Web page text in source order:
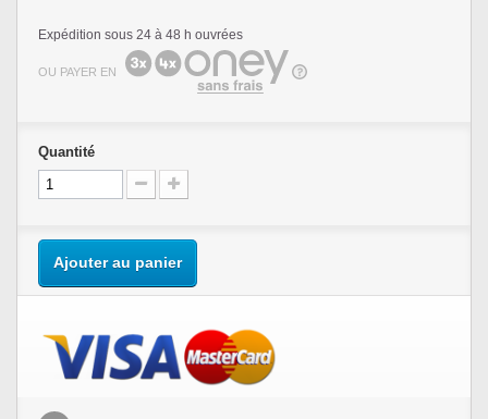
Expédition sous 24 à 48 h ouvrées
OU PAYER EN
Quantité
Ajouter au panier